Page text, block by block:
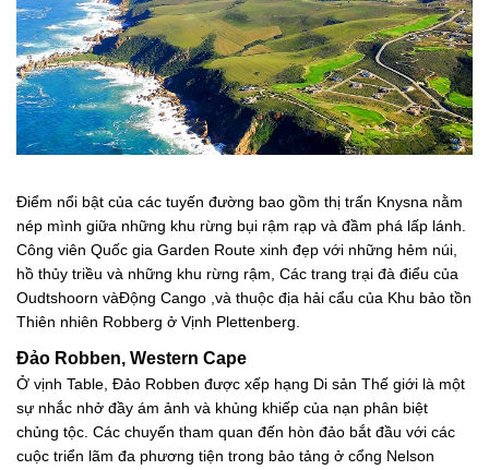
Điểm nổi bật của các tuyến đường bao gồm thị trấn Knysna nằm
nép mình giữa những khu rừng bụi rậm rạp và đầm phá lấp lánh.
Công viên Quốc gia Garden Route xinh đẹp với những hẻm núi,
hồ thủy triều và những khu rừng rậm, Các trang trại đà điểu của
Oudtshoorn vàĐộng Cango ,và thuộc địa hải cẩu của Khu bảo tồn
Thiên nhiên Robberg ở Vịnh Plettenberg.
Đảo Robben, Western Cape
Ở vịnh Table, Đảo Robben được xếp hạng Di sản Thế giới là một
sự nhắc nhở đầy ám ảnh và khủng khiếp của nạn phân biệt
chủng tộc. Các chuyến tham quan đến hòn đảo bắt đầu với các
cuộc triển lãm đa phương tiện trong bảo tảng ở cổng Nelson